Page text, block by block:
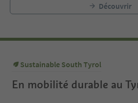
Découvrir
Sustainable South Tyrol
En mobilité durable au